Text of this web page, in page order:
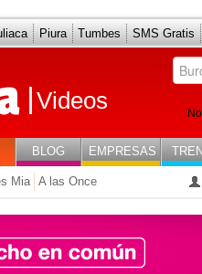
Piura Tumbes SMS Gratis
Videos
BLOG EMPRESAS
Mia A las Once